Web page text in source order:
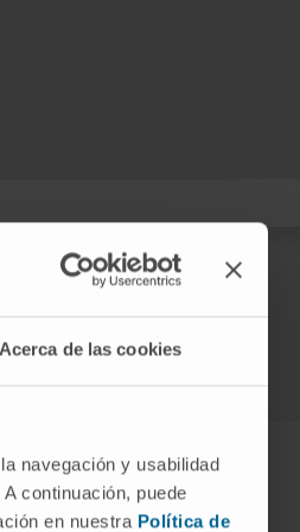
Acerca de las cookies
navegación y usabilidad
continuación, puede
en nuestra Política de